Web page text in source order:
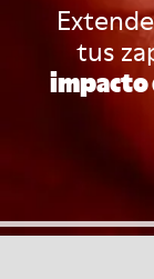
tus
impacto